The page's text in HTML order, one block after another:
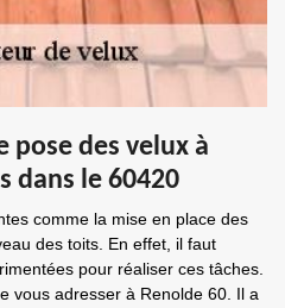
pose des velux à
dans le 60420
comme la mise en place des
des toits. En effet, il faut
pour réaliser ces tâches.
vous adresser à Renolde 60. Il a